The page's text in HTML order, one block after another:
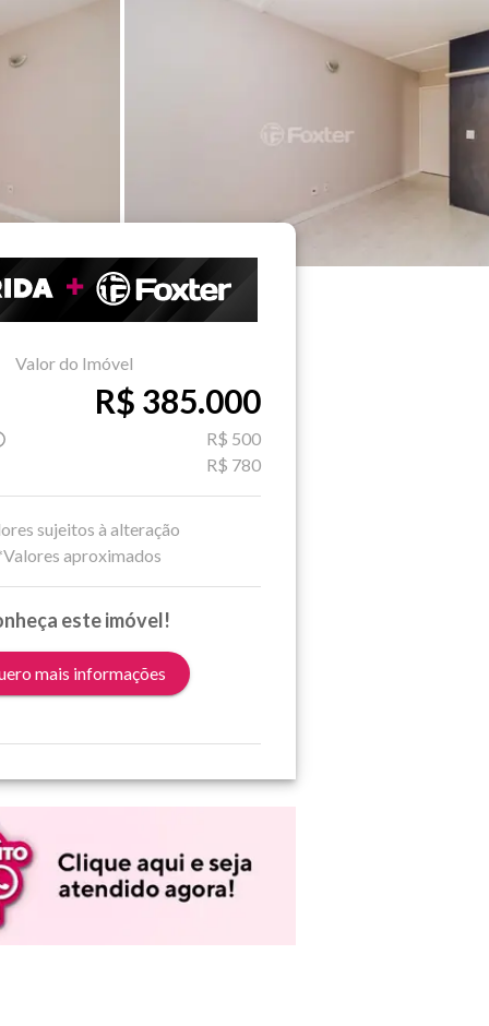
Valor do Imóvel
R$ 385.000
R$ 500
R$ 780
sujeitos à alteração
aproximados
este imóvel!
mais informações